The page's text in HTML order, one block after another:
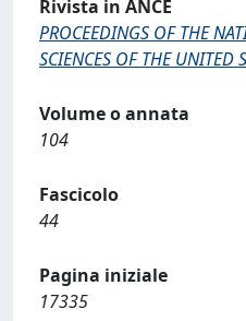
Rivista in ANCE
PROCEEDINGS OF THE
SCIENCES OF THE UNITED
Volume o annata
104
Fascicolo
44
Pagina iniziale
17335